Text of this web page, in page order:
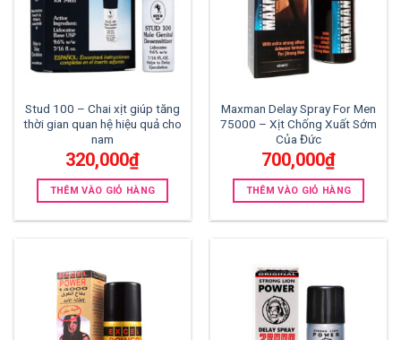
Stud 100 – Chai xịt giúp tăng
thời gian quan hệ hiệu quả cho
nam
320,000₫
THÊM VÀO GIỎ HÀNG
Maxman Delay Spray For Men
75000 – Xịt Chống Xuất Sớm
Của Đức
700,000₫
THÊM VÀO GIỎ HÀNG